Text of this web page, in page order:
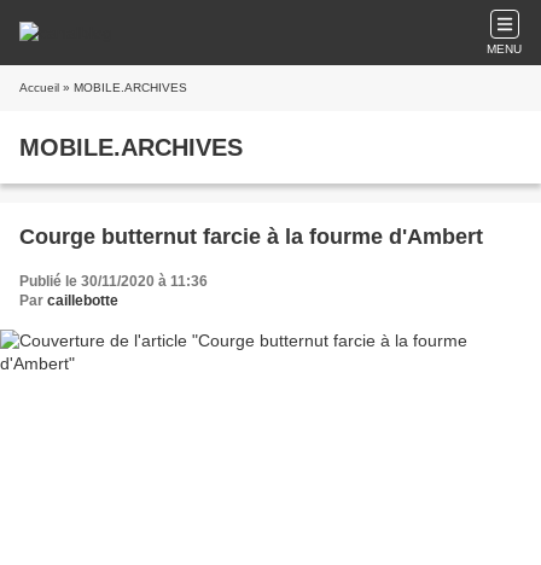
MENU
Accueil » MOBILE.ARCHIVES
MOBILE.ARCHIVES
Courge butternut farcie à la fourme d'Ambert
Publié le 30/11/2020 à 11:36
Par caillebotte